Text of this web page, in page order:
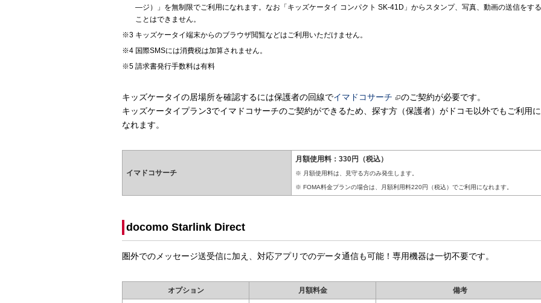
―ジ）」を無制限でご利用になれます。なお「キッズケータイ コンパクト SK-41D」からスタンプ、写真、動画の送信をする
ことはできません。
キッズケータイ端末からのブラウザ閲覧などはご利用いただけません。
国際SMSには消費税は加算されません。
請求書発行手数料は有料
キッズケータイの居場所を確認するには保護者の回線でイマドコサーチ
のご契約が必要です。
キッズケータイプラン3でイマドコサーチのご契約ができるため、探す方（保護者）がドコモ以外でもご利用に
なれます。
イマドコサーチ
月額使用料：330円（税込）
月額使用料は、見守る方のみ発生します。
FOMA料金プランの場合は、月額利用料220円（税込）でご利用になれます。
docomo Starlink Direct
圏外でのメッセージ送受信に加え、対応アプリでのデータ通信も可能！専用機器は一切不要です。
オプション 月額料金 備考